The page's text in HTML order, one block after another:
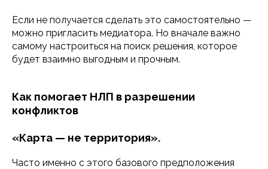
Если не получается сделать это самостоятельно —
можно пригласить медиатора. Но вначале важно
самому настроиться на поиск решения, которое
будет взаимно выгодным и прочным.
Как помогает НЛП в разрешении
конфликтов
«Карта — не территория».
Часто именно с этого базового предположения